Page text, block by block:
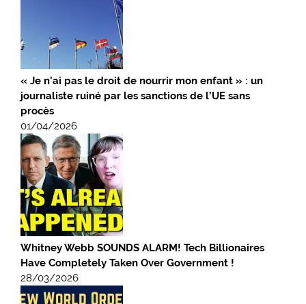
« Je n’ai pas le droit de nourrir mon enfant » : un
journaliste ruiné par les sanctions de l’UE sans
procès
01/04/2026
Whitney Webb SOUNDS ALARM! Tech Billionaires
Have Completely Taken Over Government !
28/03/2026